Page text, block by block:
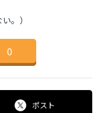
。）
0
ポスト